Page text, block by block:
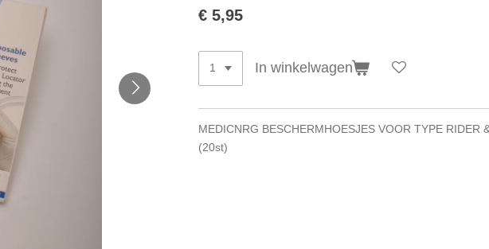
€ 5,95
In winkelwagen
MEDICNRG BESCHERMHOESJES VOOR TYPE RIDER
(20st)